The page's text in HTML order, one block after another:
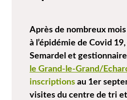
Après de nombreux
à l’épidémie de Covid
Semardel et
le Grand-le-Grand/
inscriptions au 1er
visites du centre de tri et